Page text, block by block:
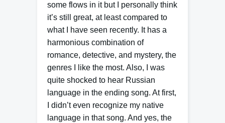
some flows in it but I personally think
it’s still great, at least compared to
what I have seen recently. It has a
harmonious combination of
romance, detective, and mystery, the
genres I like the most. Also, I was
quite shocked to hear Russian
language in the ending song. At first,
I didn’t even recognize my native
language in that song. And yes, the